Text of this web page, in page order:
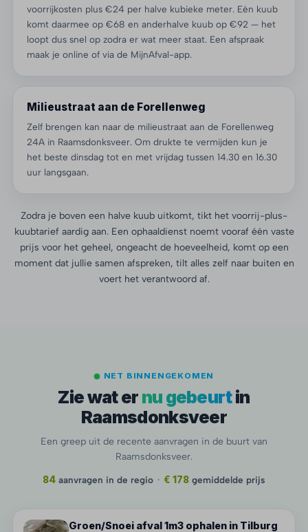
voorrijkosten plus €24 per halve kubieke meter. Eén kuub
komt daarmee op €68 en anderhalve kuub op €92 — het
loopt dus snel op zodra er wat meer staat. Een afspraak
maak je online of via de MijnAfval-app.
Milieustraat aan de Forellenweg
Zelf brengen kan naar de milieustraat aan de Forellenweg
24A in Raamsdonksveer. Om drukte te vermijden kun je
het beste dinsdag tot en met vrijdag tussen 14.30 en 16.30
uur langsgaan.
Zodra je boven een halve kuub uitkomt, tikt het voorrij-plus-
kuubtarief aardig aan. Een ophaaldienst noemt vooraf één vaste
prijs voor het geheel, ongeacht de hoeveelheid, komt op een
moment dat jullie samen afspreken, tilt alles zelf naar buiten en
voert het verantwoord af.
NET BINNENGEKOMEN
Zie wat er nu gebeurtin
Raamsdonksveer
Een greep uit de recente aanvragen in de buurt van
Raamsdonksveer.
84 aanvragen in de regio · € 178 gemiddelde prijs
Groen/Snoei afval 1m3 ophalen in Tilburg